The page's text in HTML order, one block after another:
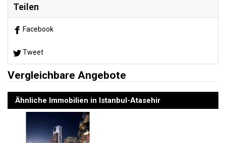
Teilen
Facebook
Tweet
Vergleichbare Angebote
Ähnliche Immobilien in Istanbul-Atasehir